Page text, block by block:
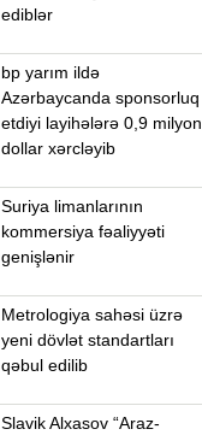
ediblər
bp yarım ildə
Azərbaycanda sponsorluq
etdiyi layihələrə 0,9 milyon
dollar xərcləyib
Suriya limanlarının
kommersiya fəaliyyəti
genişlənir
Metrologiya sahəsi üzrə
yeni dövlət standartları
qəbul edilib
Slavik Alxasov “Araz-